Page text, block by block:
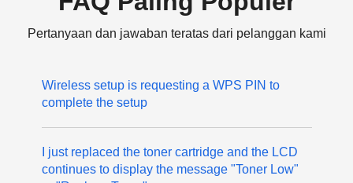
Pertanyaan dan jawaban teratas dari pelanggan kami
Wireless setup is requesting a WPS PIN to
complete the setup
I just replaced the toner cartridge and the LCD
continues to display the message "Toner Low"